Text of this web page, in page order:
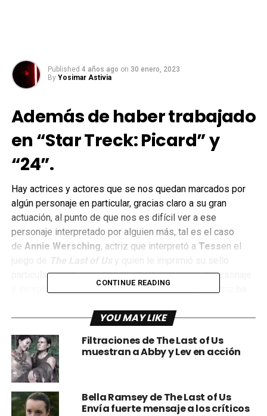
Published 4 años ago on 30 enero, 2023
By Yosimar Astivia
Además de haber trabajado
en “Star Treck: Picard” y
“24”.
Hay actrices y actores que se nos quedan marcados por
algún personaje en particular, gracias claro a su gran
actuación, al punto de que nos es difícil ver a ese
personaje interpretado por alguien más, tal es el caso
de Annie Wersching, actriz que interpretó a Tessen el
juego de
The Last of Us
y quien le imprimió su sello
particular para hacer que empatizáremos con el personaje
y se volviera favorita de muchos; lamentable, la actriz
diagnosticado en 2020.
CONTINUE READING
YOU MAY LIKE
Filtraciones de The Last of Us
muestran a Abby y Lev en acción
Bella Ramsey de The Last of Us
Envía fuerte mensaje a los críticos